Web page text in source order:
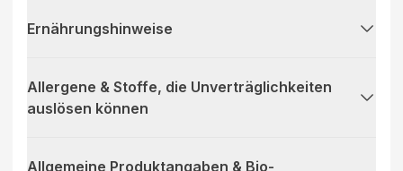
Ernährungshinweise
Allergene & Stoffe, die Unverträglichkeiten
auslösen können
Allgemeine Produktangaben & Bio-